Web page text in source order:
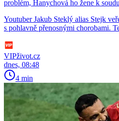
problém, Hanychová ho žene k soudu
Youtuber Jakub Steklý alias Stejk
s pohlavně přenosnými chorobami.
VIPživot.cz
dnes, 08:48
4 min